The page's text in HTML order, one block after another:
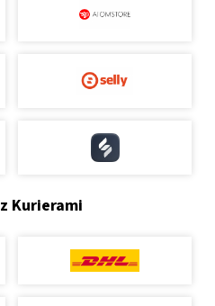
Kurierami